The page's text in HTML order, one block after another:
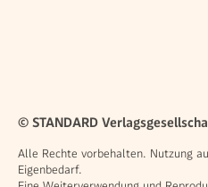
© STANDARD
Alle Rechte vorbehalten. Nutzung
Eigenbedarf.